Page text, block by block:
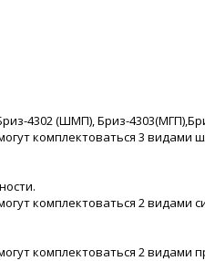
4302 (ШМП), Бриз-
комплектоваться 3 видами
комплектоваться 2 видами
комплектоваться 2 видами